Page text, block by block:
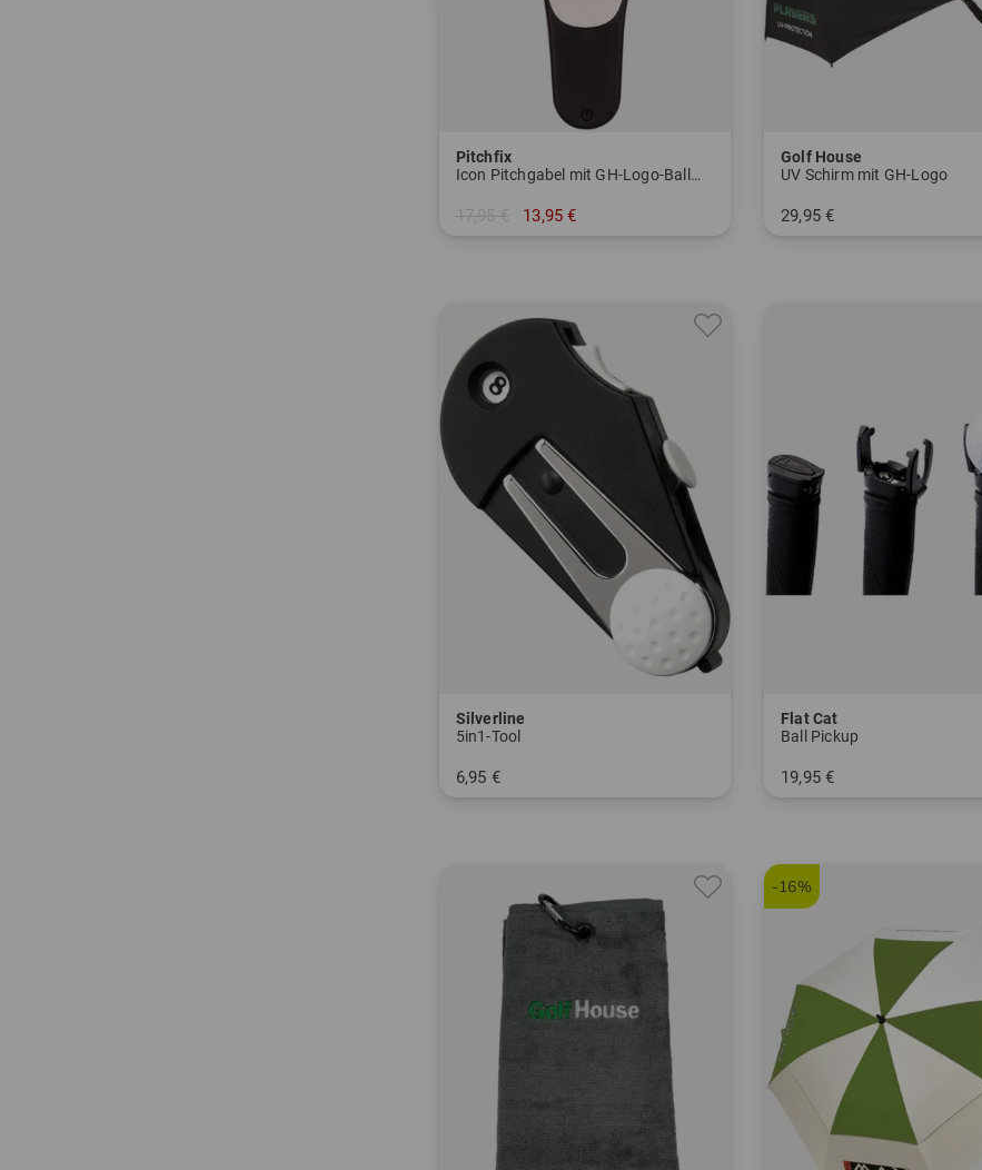
Pitchfix
Icon Pitchgabel mit GH-Logo-Ballmarker
17,95 € 13,95 €
Golf House
UV Schirm mit GH-Logo
29,95 €
Silverline
5in1-Tool
6,95 €
Flat Cat
Ball Pickup
19,95 €
-16%